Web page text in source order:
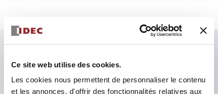
Ce site web utilise des cookies.
Les cookies nous permettent de personnaliser le contenu
et les annonces, d'offrir des fonctionnalités relatives aux
Caractéristiques clés
Conception ultra-compact axée sur la réduction de